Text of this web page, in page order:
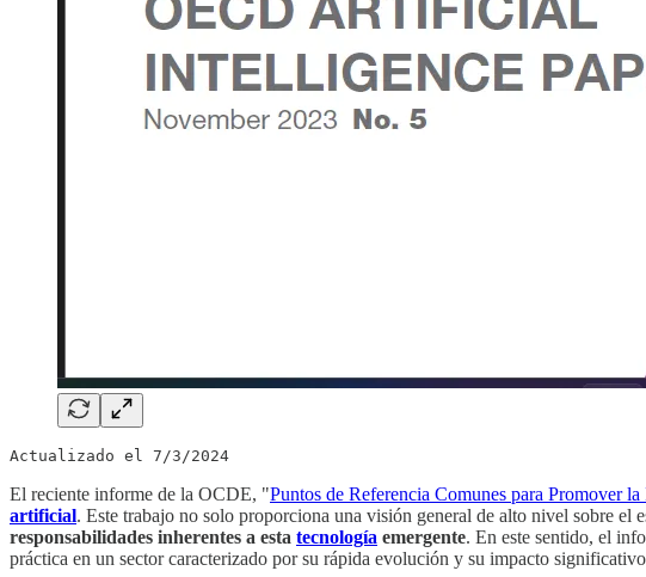
Actualizado el 7/3/2024
El reciente informe de la OCDE, "Puntos de Referencia Comunes para Promover
artificial. Este trabajo no solo proporciona una visión general de alto nivel sobre
responsabilidades inherentes a esta tecnología emergente. En este sentido, el
práctica en un sector caracterizado por su rápida evolución y su impacto